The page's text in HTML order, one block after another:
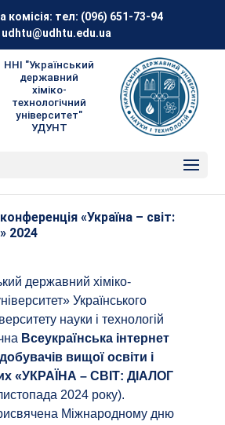
комісія: тел: (096) 651-73-94
udhtu@udhtu.edu.ua
ННІ "Український
державний
хіміко-
технологічний
університет"
УДУНТ
«Україна – світ:
2024
державний хіміко-
Українського
науки і технологій
Всеукраїнська інтернет
вищої освіти і
«УКРАЇНА – СВІТ: ДІАЛОГ
2024 року).
Міжнародному дню